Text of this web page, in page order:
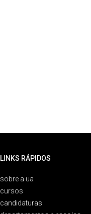
LINKS RÁPIDOS
sobre a ua
cursos
candidaturas